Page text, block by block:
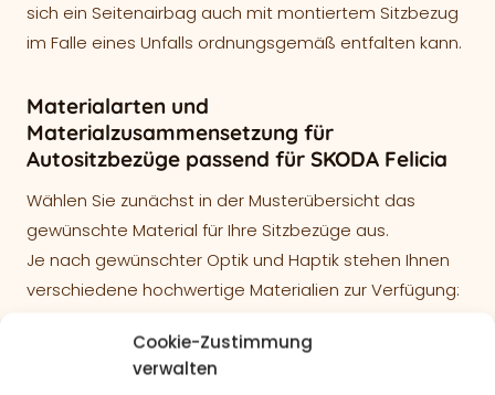
Cookie-Zustimmung
verwalten
sich ein Seitenairbag auch mit montiertem Sitzbezug
im Falle eines Unfalls ordnungsgemäß entfalten kann.
Materialarten und
Materialzusammensetzung für
Autositzbezüge passend für SKODA Felicia
Wählen Sie zunächst in der Musterübersicht das
gewünschte Material für Ihre Sitzbezüge aus.
Je nach gewünschter Optik und Haptik stehen Ihnen
verschiedene hochwertige Materialien zur Verfügung:
Lederlook – Kunstleder
Oberfläche: 100% Polyurethan